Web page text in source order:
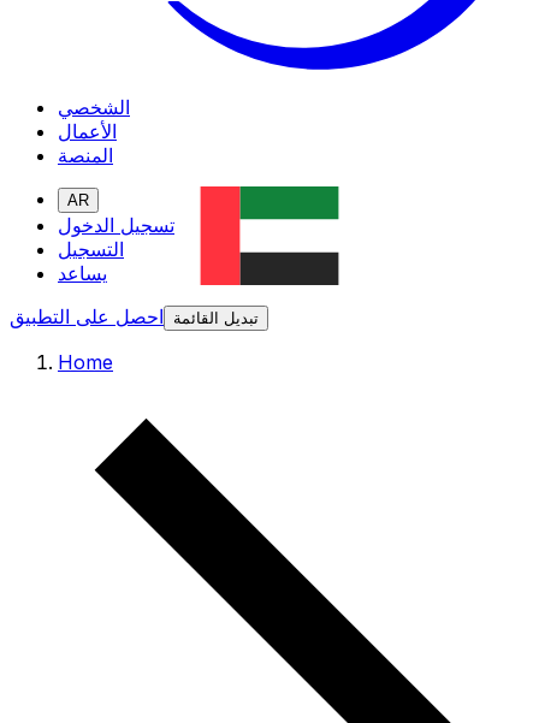
الشخصي
الأعمال
المنصة
AR
تسجيل الدخول
التسجيل
يساعد
احصل على التطبيق
تبديل القائمة
Home